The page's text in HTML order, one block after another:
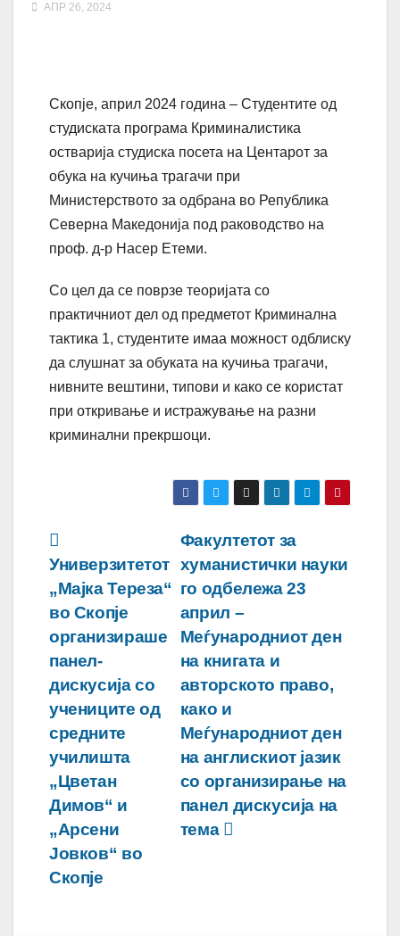
АПР 26, 2024
Скопје, април 2024 година – Студентите од
студиската програма Криминалистика
остварија студиска посета на Центарот за
обука на кучиња трагачи при
Министерството за одбрана во Република
Северна Македонија под раководство на
проф. д-р Насер Етеми.
Со цел да се поврзе теоријата со
практичниот дел од предметот Криминална
тактика 1, студентите имаа можност одблиску
да слушнат за обуката на кучиња трагачи,
нивните вештини, типови и како се користат
при откривање и истражување на разни
криминални прекршоци.
Навигација
на
напис
Факултетот за
хуманистички науки
го одбележа 23
април –
Меѓународниот ден
на книгата и
авторското право,
како и
Меѓународниот ден
на англискиот јазик
со организирање на
панел дискусија на
тема
Универзитетот
„Мајка Тереза“
во Скопје
организираше
панел-
дискусија со
учениците од
средните
училишта
„Цветан
Димов“ и
„Арсени
Јовков“ во
Скопје